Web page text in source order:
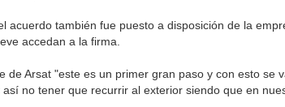
acuerdo también fue puesto a disposición de la
accedan a la firma.
de Arsat "este es un primer gran paso y con esto se
así no tener que recurrir al exterior siendo que en